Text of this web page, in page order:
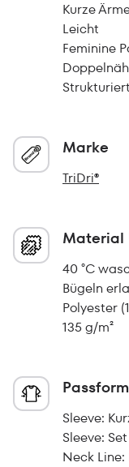
Kurze
Leicht
Feminine
Marke
TriDri®
Material
40 °C
Bügeln
Polyester
135 g/m²
Passform
Sleeve:
Sleeve:
Neck